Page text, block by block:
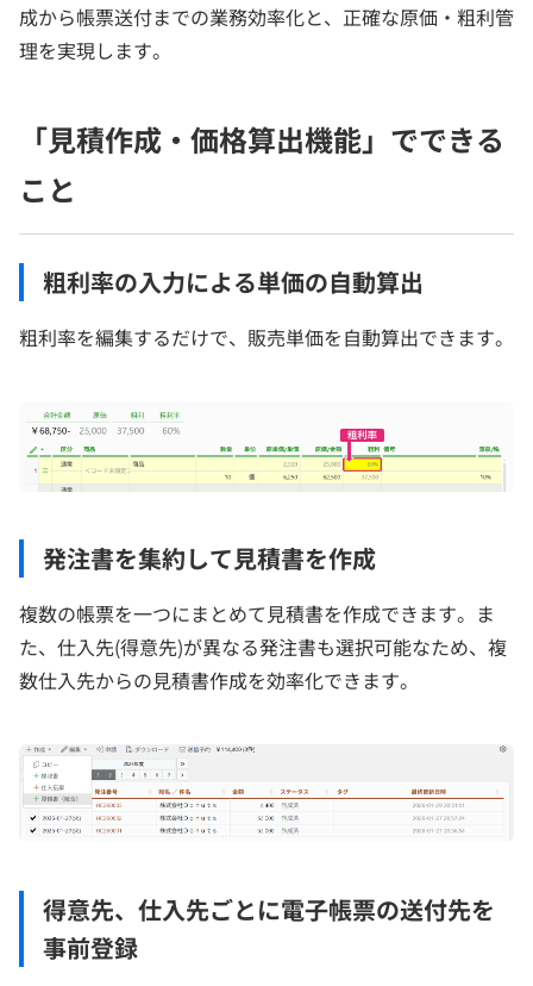
成から帳票送付までの業務効率化と、正確な原価・粗利管
理を実現します。
「見積作成・価格算出機能」でできる
こと
粗利率の入力による単価の自動算出
粗利率を編集するだけで、販売単価を自動算出できます。
発注書を集約して見積書を作成
複数の帳票を一つにまとめて見積書を作成できます。ま
た、仕入先(得意先)が異なる発注書も選択可能なため、複
数仕入先からの見積書作成を効率化できます。
得意先、仕入先ごとに電子帳票の送付先を
事前登録